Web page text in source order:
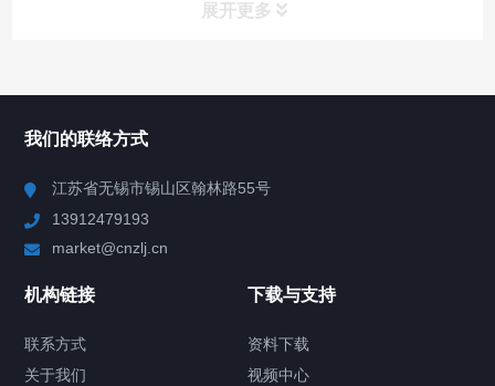
展开更多
Chiller高精度制冷循环器
TCU温度控制单元
我们的联络方式
江苏省无锡市锡山区翰林路55号
13912479193
market@cnzlj.cn
机构链接
联系方式
关于我们
下载与支持
资料下载
视频中心